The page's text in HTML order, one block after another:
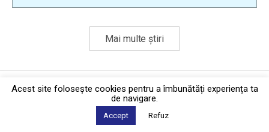
Mai multe știri
Politica de confidențialitate·Contact
2026 © Biziday
Acest site foloseşte cookies pentru a îmbunătăți experiența ta
de navigare.
Accept Refuz